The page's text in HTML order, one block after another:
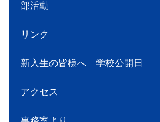
部活動
リンク
新入生の皆様へ 学校公開日
アクセス